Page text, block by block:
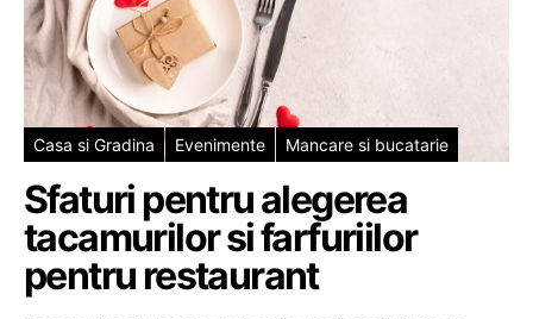
Casa si Gradina Evenimente Mancare si bucatarie
Sfaturi pentru alegerea
tacamurilor si farfuriilor
pentru restaurant